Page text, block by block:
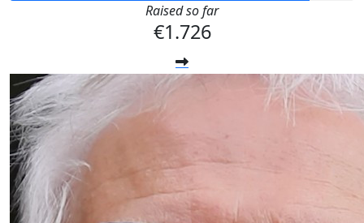
Raised so far
€1.726